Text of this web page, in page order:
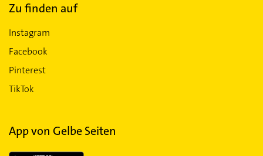
Zu finden auf
Instagram
Facebook
Pinterest
TikTok
App von Gelbe Seiten